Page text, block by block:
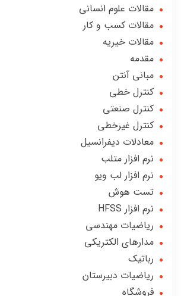
مقالات علوم انسانی
مقالات کسب و کار
مقالات خیریه
مقدمه
مبانی آنتن
کنترل خطی
کنترل صنعتی
کنترل غیرخطی
معادلات دیفرانسیل
نرم افزار متلب
نرم افزار لب ویو
تست هوش
نرم افزار HFSS
ریاضیات مهندسی
مدارهای الکتریکی
رباتیک
ریاضیات دبیرستان
فروشگاه